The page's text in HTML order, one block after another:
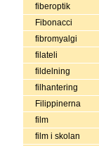
fiberoptik
Fibonacci
fibromyalgi
filateli
fildelning
filhantering
Filippinerna
film
film i skolan